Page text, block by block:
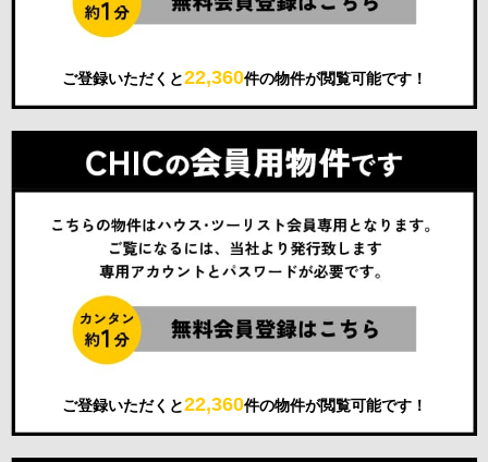
ご登録いただくと22,360件の物件が閲覧可能です！
ご登録いただくと22,360件の物件が閲覧可能です！